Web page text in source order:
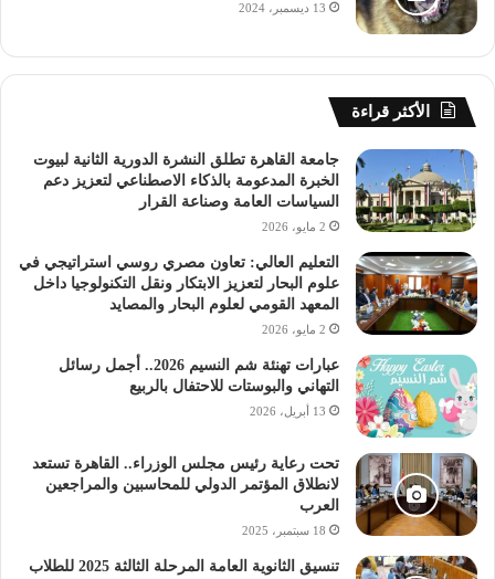
13 ديسمبر، 2024
الأكثر قراءة
جامعة القاهرة تطلق النشرة الدورية الثانية لبيوت
الخبرة المدعومة بالذكاء الاصطناعي لتعزيز دعم
السياسات العامة وصناعة القرار
2 مايو، 2026
التعليم العالي: تعاون مصري روسي استراتيجي في
علوم البحار لتعزيز الابتكار ونقل التكنولوجيا داخل
المعهد القومي لعلوم البحار والمصايد
2 مايو، 2026
عبارات تهنئة شم النسيم 2026.. أجمل رسائل
التهاني والبوستات للاحتفال بالربيع
13 أبريل، 2026
تحت رعاية رئيس مجلس الوزراء.. القاهرة تستعد
لانطلاق المؤتمر الدولي للمحاسبين والمراجعين
العرب
18 سبتمبر، 2025
تنسيق الثانوية العامة المرحلة الثالثة 2025 للطلاب